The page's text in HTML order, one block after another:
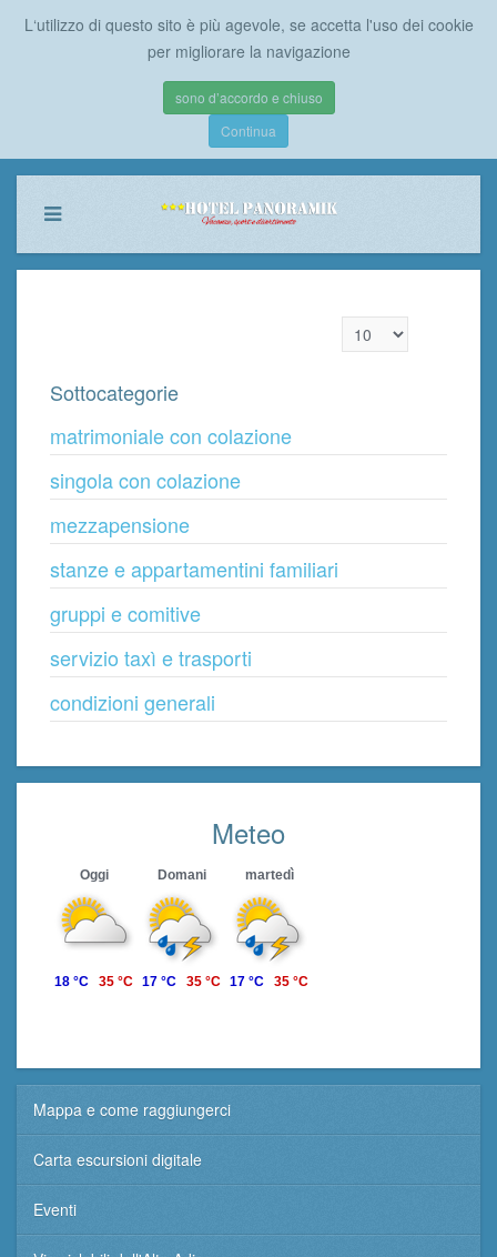
L‘utilizzo di questo sito è più agevole, se accetta l'uso dei cookie
per migliorare la navigazione
sono d’accordo e chiuso
Continua
Visualizza n.
Sottocategorie
matrimoniale con colazione
singola con colazione
mezzapensione
stanze e appartamentini familiari
gruppi e comitive
servizio taxì e trasporti
condizioni generali
Meteo
Oggi Domani martedì
18 °C 35 °C 17 °C 35 °C 17 °C 35 °C
Mappa e come raggiungerci
Carta escursioni digitale
Eventi